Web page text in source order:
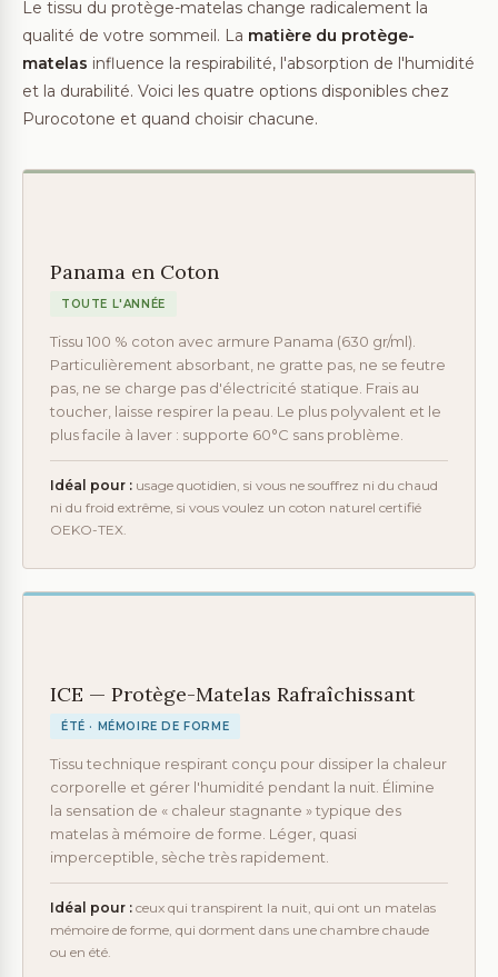
Le tissu du protège-matelas change radicalement la
qualité de votre sommeil. La matière du protège-
matelas influence la respirabilité, l'absorption de l'humidité
et la durabilité. Voici les quatre options disponibles chez
Purocotone et quand choisir chacune.
Panama en Coton
TOUTE L'ANNÉE
Tissu 100 % coton avec armure Panama (630 gr/ml).
Particulièrement absorbant, ne gratte pas, ne se feutre
pas, ne se charge pas d'électricité statique. Frais au
toucher, laisse respirer la peau. Le plus polyvalent et le
plus facile à laver : supporte 60°C sans problème.
Idéal pour : usage quotidien, si vous ne souffrez ni du chaud
ni du froid extrême, si vous voulez un coton naturel certifié
OEKO-TEX.
ICE — Protège-Matelas Rafraîchissant
ÉTÉ · MÉMOIRE DE FORME
Tissu technique respirant conçu pour dissiper la chaleur
corporelle et gérer l'humidité pendant la nuit. Élimine
la sensation de « chaleur stagnante » typique des
matelas à mémoire de forme. Léger, quasi
imperceptible, sèche très rapidement.
Idéal pour : ceux qui transpirent la nuit, qui ont un matelas
mémoire de forme, qui dorment dans une chambre chaude
ou en été.